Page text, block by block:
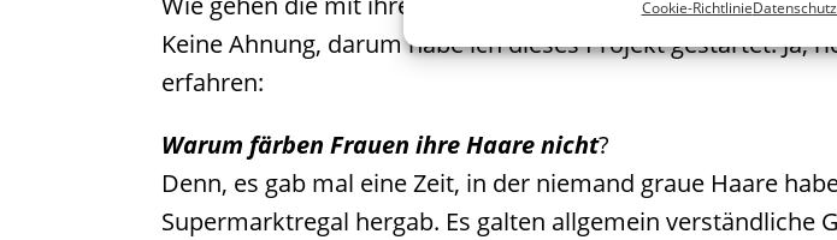
Cookie-Richtlinie
Keine Ahnung, darum habe ich dieses Projekt gestartet. Ja,
erfahren:
Warum färben Frauen ihre Haare nicht?
Denn, es gab mal eine Zeit, in der niemand graue Haare
Supermarktregal hergab. Es galten allgemein verständliche